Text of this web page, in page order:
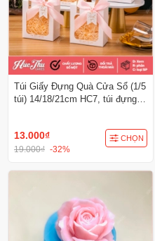
Túi Giấy Đựng Quà Cửa Sổ (1/5
túi) 14/18/21cm HC7, túi đựng
13.000₫
19.000₫ -32%
CHỌN